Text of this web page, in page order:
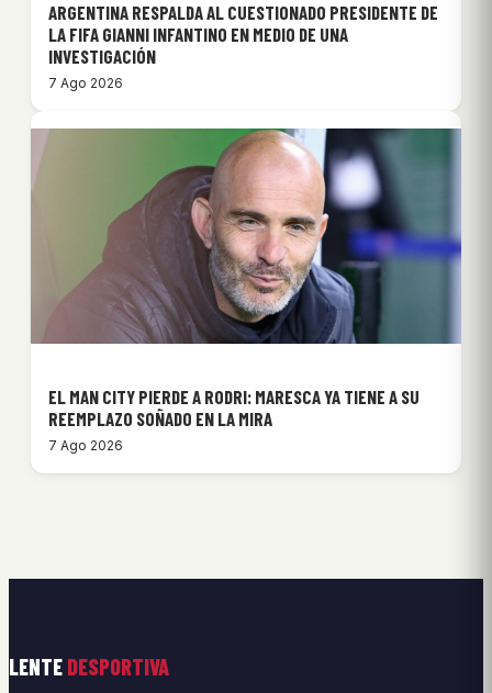
ARGENTINA RESPALDA AL CUESTIONADO PRESIDENTE DE
LA FIFA GIANNI INFANTINO EN MEDIO DE UNA
INVESTIGACIÓN
7 Ago 2026
EL MAN CITY PIERDE A RODRI: MARESCA YA TIENE A SU
REEMPLAZO SOÑADO EN LA MIRA
7 Ago 2026
LENTE DESPORTIVA